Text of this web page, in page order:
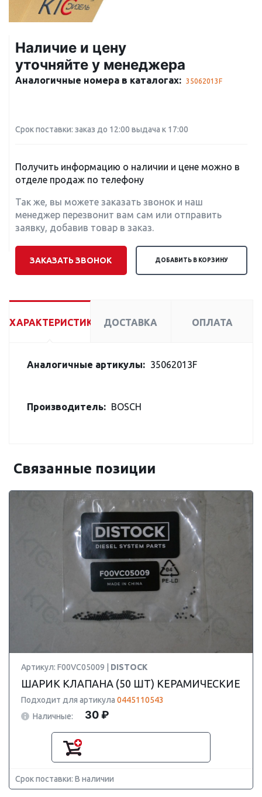
Наличие и цену
уточняйте у менеджера
Аналогичные номера в каталогах: 35062013F
Срок поставки: заказ до 12:00 выдача к 17:00
Получить информацию о наличии и цене можно в
отделе продаж по телефону
Так же, вы можете заказать звонок и наш
менеджер перезвонит вам сам или отправить
заявку, добавив товар в заказ.
ЗАКАЗАТЬ ЗВОНОК ДОБАВИТЬ В КОРЗИНУ
ХАРАКТЕРИСТИКИ ДОСТАВКА ОПЛАТА
Аналогичные артикулы: 35062013F
Производитель: BOSCH
Связанные позиции
Артикул: F00VC05009 | DISTOCK
ШАРИК КЛАПАНА (50 ШТ) КЕРАМИЧЕСКИЕ
Подходит для артикула 0445110543
Наличные:
30 ₽
Срок поставки: В наличии